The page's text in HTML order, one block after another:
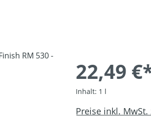
22,49
Inhalt: 1 l
Preise inkl.